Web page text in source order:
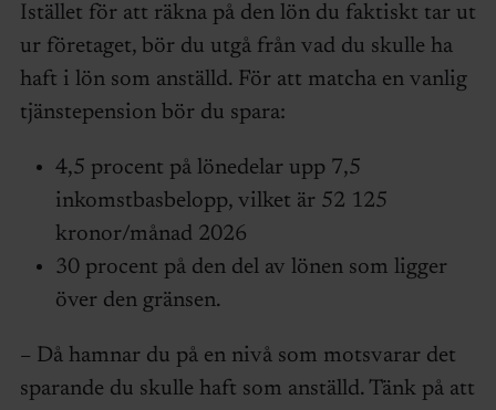
Istället för att räkna på den lön du faktiskt tar ut
ur företaget, bör du utgå från vad du skulle ha
haft i lön som anställd. För att matcha en vanlig
tjänstepension bör du spara:
4,5 procent på lönedelar upp 7,5
inkomstbasbelopp, vilket är 52 125
kronor/månad 2026
30 procent på den del av lönen som ligger
över den gränsen.
– Då hamnar du på en nivå som motsvarar det
sparande du skulle haft som anställd. Tänk på att